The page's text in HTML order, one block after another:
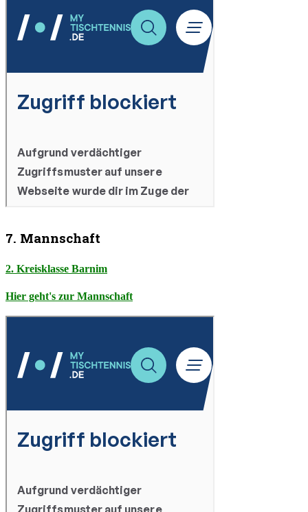
7. Mannschaft
2. Kreisklasse Barnim
Hier geht's zur Mannschaft